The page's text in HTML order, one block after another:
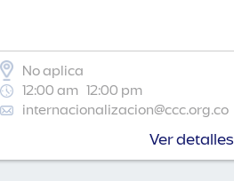
No aplica
12:00 am 12:00 pm
internacionalizacion@ccc.org.co
Ver detalles